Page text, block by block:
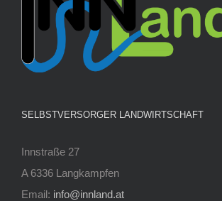
SELBSTVERSORGER LANDWIRTSCHAFT
Innstraße 27
A 6336 Langkampfen
Email: info@innland.at